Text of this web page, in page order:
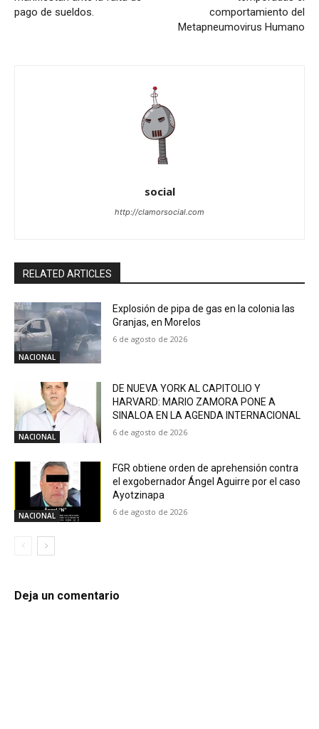
pago de sueldos.
comportamiento del
Metapneumovirus Humano
social
http://clamorsocial.com
RELATED ARTICLES
NACIONAL
Explosión de pipa de gas en la colonia las
Granjas, en Morelos
6 de agosto de 2026
NACIONAL
DE NUEVA YORK AL CAPITOLIO Y
HARVARD: MARIO ZAMORA PONE A
SINALOA EN LA AGENDA INTERNACIONAL
6 de agosto de 2026
NACIONAL
FGR obtiene orden de aprehensión contra
el exgobernador Ángel Aguirre por el caso
Ayotzinapa
6 de agosto de 2026
Deja un comentario